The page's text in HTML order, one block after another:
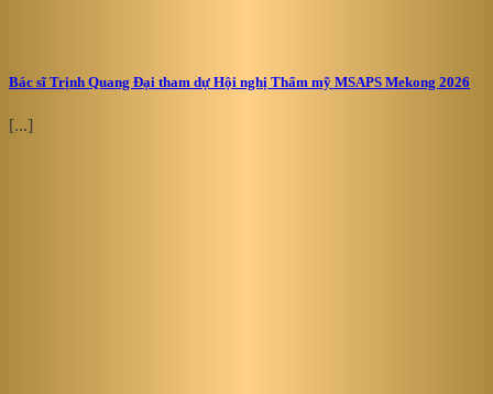
Bác sĩ Trịnh Quang Đại tham dự Hội nghị Thẩm mỹ MSAPS Mekong 2026
[...]